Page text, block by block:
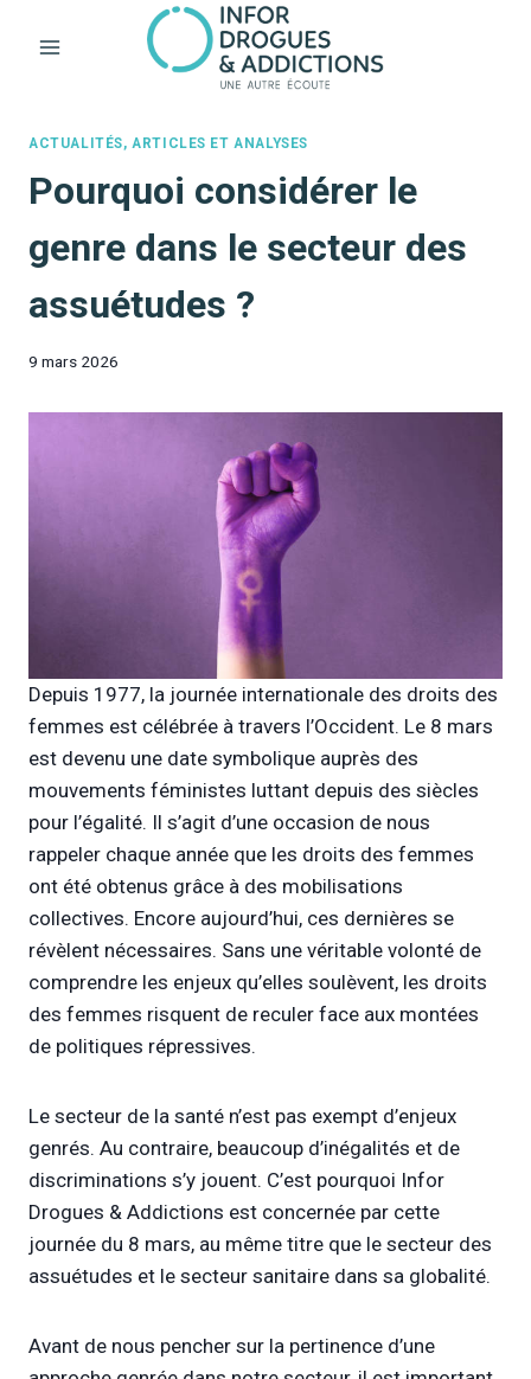
ACTUALITÉS, ARTICLES ET ANALYSES
Pourquoi considérer le
genre dans le secteur des
assuétudes ?
9 mars 2026
Depuis 1977, la journée internationale des droits des
femmes est célébrée à travers l’Occident. Le 8 mars
est devenu une date symbolique auprès des
mouvements féministes luttant depuis des siècles
pour l’égalité. Il s’agit d’une occasion de nous
rappeler chaque année que les droits des femmes
ont été obtenus grâce à des mobilisations
collectives. Encore aujourd’hui, ces dernières se
révèlent nécessaires. Sans une véritable volonté de
comprendre les enjeux qu’elles soulèvent, les droits
des femmes risquent de reculer face aux montées
de politiques répressives.
Le secteur de la santé n’est pas exempt d’enjeux
genrés. Au contraire, beaucoup d’inégalités et de
discriminations s’y jouent. C’est pourquoi Infor
Drogues & Addictions est concernée par cette
journée du 8 mars, au même titre que le secteur des
assuétudes et le secteur sanitaire dans sa globalité.
Avant de nous pencher sur la pertinence d’une